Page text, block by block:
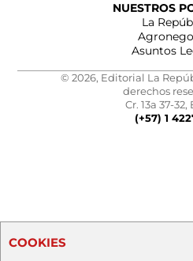
NUESTROS
La
Asuntos
© 2026, Editorial La
derechos
Cr. 13a 37-
(+57) 1
COOKIES